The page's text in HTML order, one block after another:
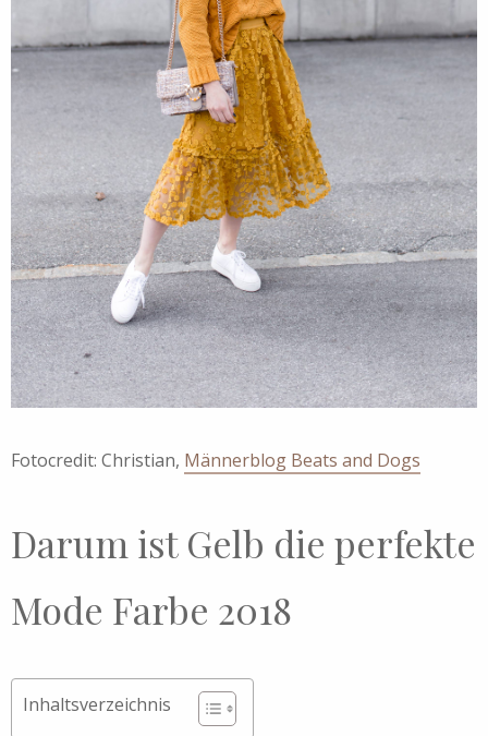
Fotocredit: Christian, Männerblog Beats and Dogs
Darum ist Gelb die perfekte
Mode Farbe 2018
Inhaltsverzeichnis